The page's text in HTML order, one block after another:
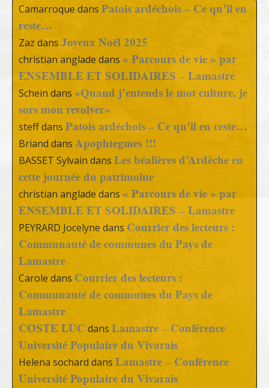
Camarroque dans Patois ardéchois – Ce qu’il en
reste…
Zaz dans Joyeux Noël 2025
christian anglade dans « Parcours de vie » par
ENSEMBLE ET SOLIDAIRES – Lamastre
Schein dans «Quand j’entends le mot culture, je
sors mon revolver»
steffdans Patois ardéchois – Ce qu’il en reste…
Briand dans Apophtegmes !!!
BASSET Sylvain dans Les béalières d’Ardèche en
cette journée du patrimoine
christian anglade dans « Parcours de vie » par
ENSEMBLE ET SOLIDAIRES – Lamastre
PEYRARD Jocelyne dans Courrier des lecteurs :
Communauté de communes du Pays de
Lamastre
Carole dans Courrier des lecteurs :
Communauté de communes du Pays de
Lamastre
COSTE LUC dans Lamastre – Conférence
Université Populaire du Vivarais
Helena sochard dans Lamastre – Conférence
Université Populaire du Vivarais